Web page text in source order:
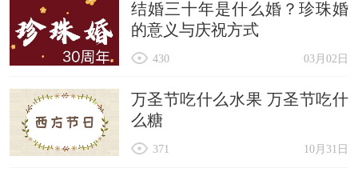
结婚三十年是什么婚？珍珠婚
的意义与庆祝方式
03月02日
430
万圣节吃什么水果 万圣节吃什
么糖
10月31日
371